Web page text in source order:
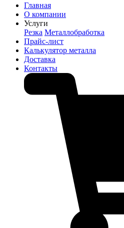
Главная
О компании
Услуги
Резка Металлобработка
Прайс-лист
Калькулятор металла
Доставка
Контакты